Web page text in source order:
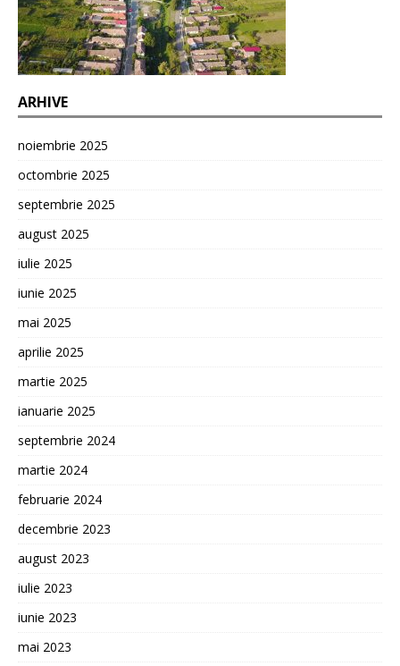
ARHIVE
noiembrie 2025
octombrie 2025
septembrie 2025
august 2025
iulie 2025
iunie 2025
mai 2025
aprilie 2025
martie 2025
ianuarie 2025
septembrie 2024
martie 2024
februarie 2024
decembrie 2023
august 2023
iulie 2023
iunie 2023
mai 2023